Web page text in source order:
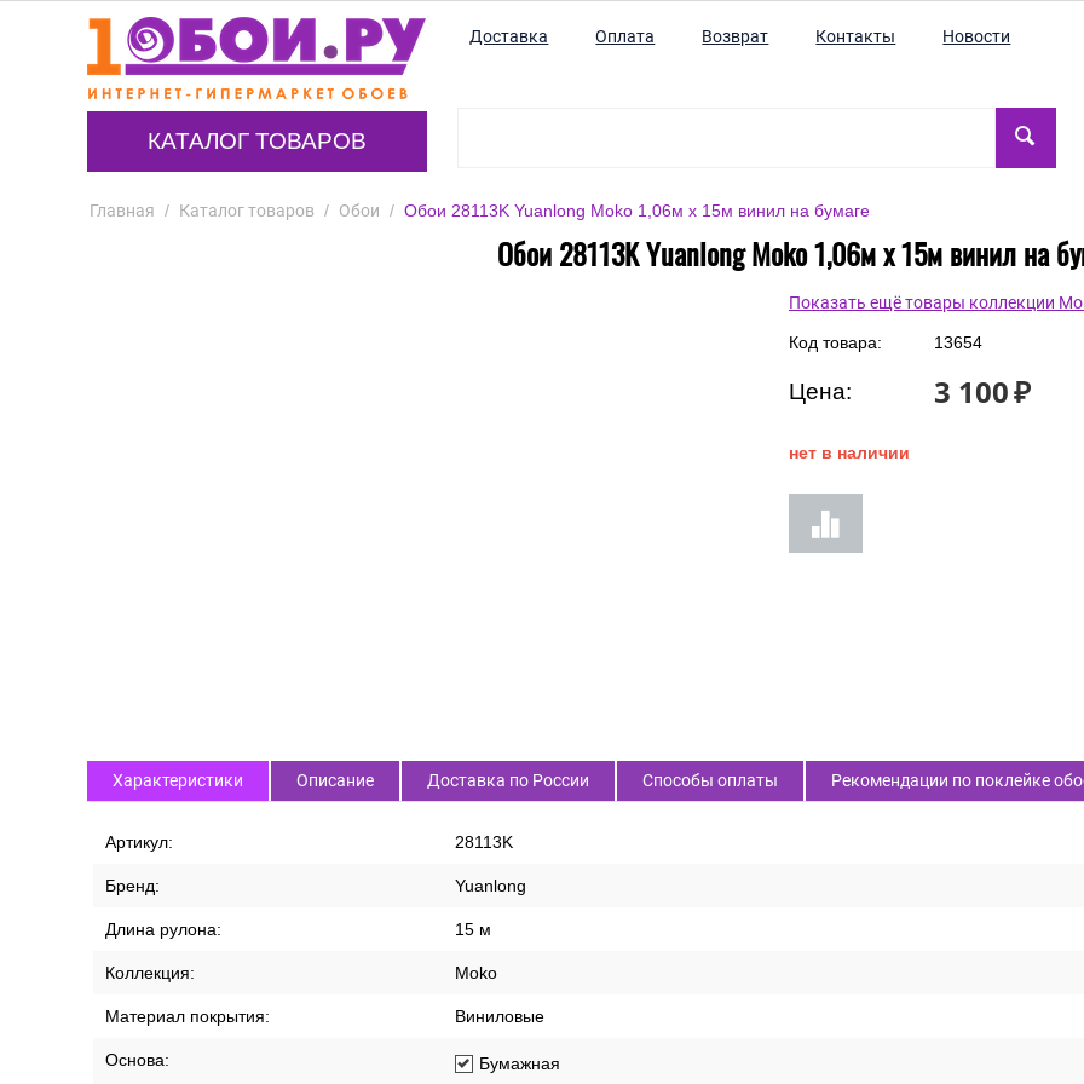
КАТАЛОГ ТОВАРОВ
Доставка Оплата Возврат Контакты Новости
Главная / Каталог товаров / Обои / Обои 28113K Yuanlong Moko 1,06м x 15м винил на бумаге
Обои 28113K Yuanlong Moko 1,06м x 15м винил на
Показать ещё товары коллекции
Код товара: 13654
Цена: 3 100₽
нет в наличии
Характеристики Описание Доставка по России Способы оплаты Рекомендации по поклейке
Артикул: 28113K
Бренд: Yuanlong
Длина рулона: 15 м
Коллекция: Moko
Материал покрытия: Виниловые
Основа: Бумажная